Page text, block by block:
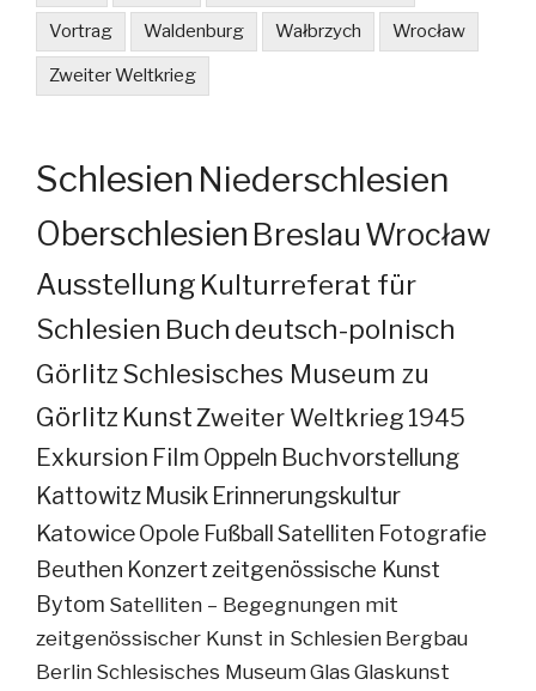
Vortrag Waldenburg Wałbrzych Wrocław
Zweiter Weltkrieg
Schlesien Niederschlesien
Oberschlesien Breslau Wrocław
Ausstellung Kulturreferat für
Schlesien Buch deutsch-polnisch
GörlitzSchlesisches Museum zu
Görlitz KunstZweiter Weltkrieg 1945
Exkursion Film Oppeln Buchvorstellung
Kattowitz Musik Erinnerungskultur
KatowiceOpole FußballSatelliten Fotografie
Beuthen Konzertzeitgenössische Kunst
Bytom Satelliten – Begegnungen mit
zeitgenössischer Kunst in Schlesien Bergbau
Berlin Schlesisches MuseumGlas Glaskunst